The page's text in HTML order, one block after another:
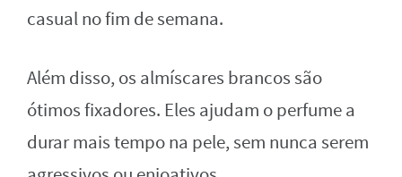
casual no fim de semana.
Além disso, os almíscares brancos são
ótimos fixadores. Eles ajudam o perfume a
durar mais tempo na pele, sem nunca serem